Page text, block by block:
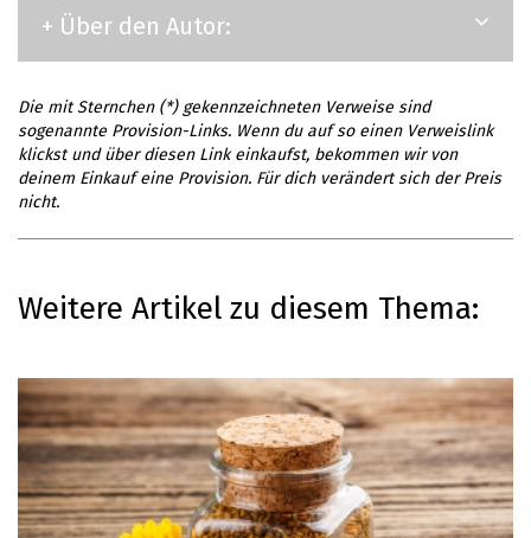
+ Über den Autor:
Die mit Sternchen (*) gekennzeichneten Verweise sind
sogenannte Provision-Links. Wenn du auf so einen Verweislink
klickst und über diesen Link einkaufst, bekommen wir von
deinem Einkauf eine Provision. Für dich verändert sich der Preis
nicht.
Weitere Artikel zu diesem Thema: